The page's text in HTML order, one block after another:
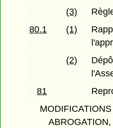
(3)
80.1
(1)
(2)
81